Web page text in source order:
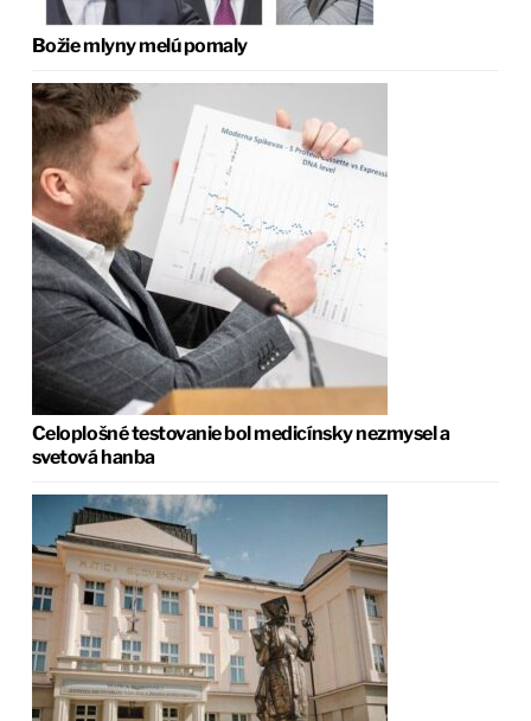
Božie mlyny melú pomaly
Celoplošné testovanie bol medicínsky nezmysel a
svetová hanba